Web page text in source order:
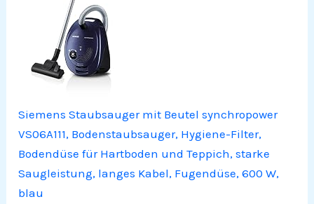
Siemens Staubsauger mit Beutel synchropower
VS06A111, Bodenstaubsauger, Hygiene-Filter,
Bodendüse für Hartboden und Teppich, starke
Saugleistung, langes Kabel, Fugendüse, 600 W,
blau